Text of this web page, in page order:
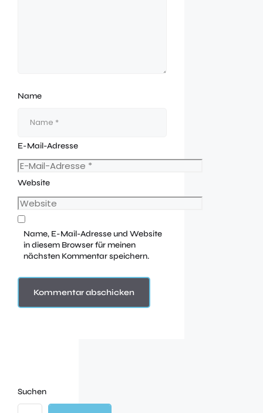
Name
E-Mail-Adresse
Website
Name, E-Mail-Adresse und Website
in diesem Browser für meinen
nächsten Kommentar speichern.
Suchen